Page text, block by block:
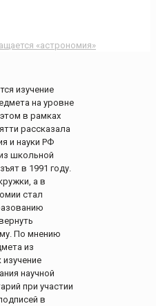
«астрономия»
изучение
на уровне
в рамках
рассказала
и науки РФ
школьной
в 1991 году.
а в
стал
По мнению
из
научной
при участии
в